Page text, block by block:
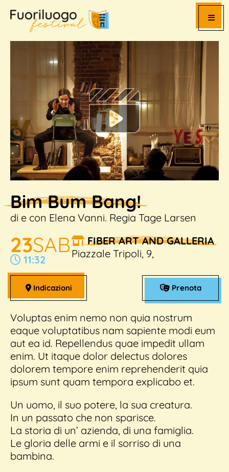
Programma
Bambini
I Luoghi
Chi Siamo
Prenotazioni
Contatti
Dona Ora
Play
Video
Bim Bum Bang!
di e con Elena Vanni. Regia Tage Larsen
23SAB
11:32
FIBER ART AND GALLERIA
Piazzale Tripoli, 9,
Indicazioni Prenota
Voluptas enim nemo non quia nostrum
eaque voluptatibus nam sapiente modi eum
aut ea id. Repellendus quae impedit ullam
enim. Ut itaque dolor delectus dolores
dolorem tempore enim reprehenderit quia
ipsum sunt quam tempora explicabo et.
Un uomo, il suo potere, la sua creatura.
In un passato che non sparisce.
La storia di un’ azienda, di una famiglia.
Le gloria delle armi e il sorriso di una
bambina.